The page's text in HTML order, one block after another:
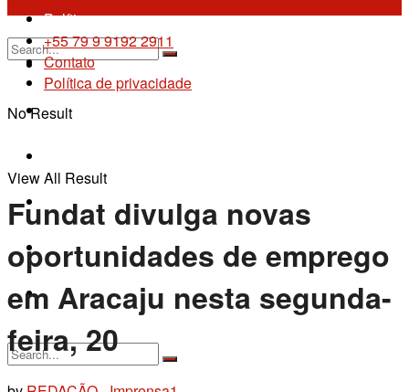
Política
Imprensa 1
Policial
Últimas Notícias
Contato
+55 79 9 9192-2911
No Result
View All Result
+55 79 9 9192 2911
Contato
Política de privacidade
Fundat divulga novas
oportunidades de emprego
em Aracaju nesta segunda-
feira, 20